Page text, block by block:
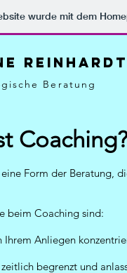
wurde mit dem
Reinhardt
Beratung
Coaching?
Form der Beratung,
beim Coaching sind:
Ihrem Anliegen
begrenzt und